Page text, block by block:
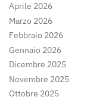
Aprile 2026
Marzo 2026
Febbraio 2026
Gennaio 2026
Dicembre 2025
Novembre 2025
Ottobre 2025